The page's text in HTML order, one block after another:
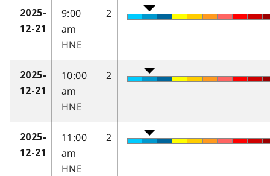
2025-
12-21
9:00
am
HNE
2
2025-
12-21
10:00
am
HNE
2
2025-
12-21
11:00
am
HNE
2